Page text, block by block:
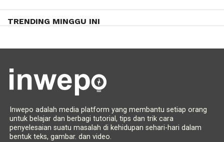
TRENDING MINGGU INI
Inwepo adalah media platform yang membantu setiap orang
untuk belajar dan berbagi tutorial, tips dan trik cara
penyelesaian suatu masalah di kehidupan sehari-hari dalam
bentuk teks, gambar. dan video.